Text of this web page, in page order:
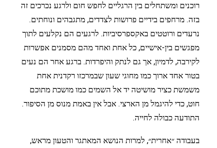
רוכנים ומשתחלים בין הרגליים לחפש חום ולרגע נכרכים זה
בזה. מרחפים בידיים פרושות לצדדים, מתגבהים ונוחתים.
נרעדים ורוטטים באקספרסיביות. לרגעים הם נקלעים לתוך
מפגשים בין-אישיים, כל אחת ואחד מהם מסמנים אפשרות
לקירבה, לדמיון, אך גם לנתק והיפרדות. ברגע אחר הם נעים
בטור אחד ארוך כמו מחוגי שעון שבמרכזו רקדנית אחת
משמשת כציר מושיטה יד אל השמים כמו מושכת מתוכם
חוט, כדי להיגמל מן הארצי. אבל אין באמת מנוס מן הסיפור.
התודעה כבולה לחייה.
בעבודה ״אחרית״, למרות הנושא המאתגר והטעון מראש,